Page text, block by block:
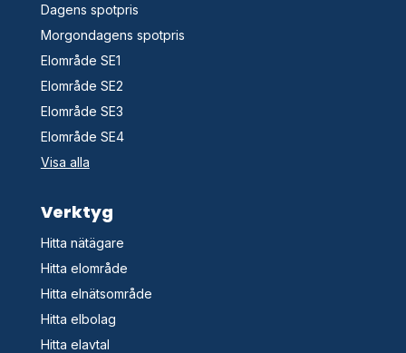
Dagens spotpris
Morgondagens spotpris
Elområde SE1
Elområde SE2
Elområde SE3
Elområde SE4
Visa alla
Verktyg
Hitta nätägare
Hitta elområde
Hitta elnätsområde
Hitta elbolag
Hitta elavtal